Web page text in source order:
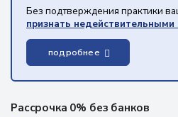
Без подтверждения практики
признать недействительными
подробнее
Рассрочка 0% без банков